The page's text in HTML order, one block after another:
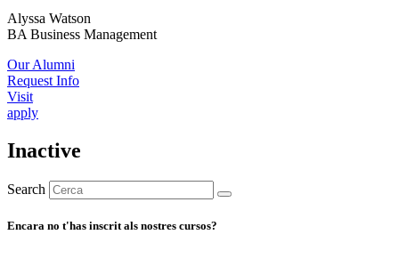
Alyssa Watson
BA Business Management
Our Alumni
Request Info
Visit
apply
Inactive
Search
Encara no t'has inscrit als nostres cursos?